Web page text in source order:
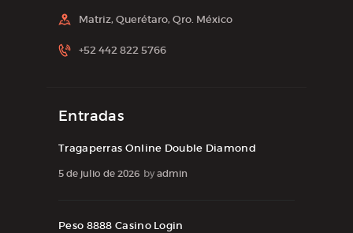
Matriz, Querétaro, Qro. México
+52 442 822 5766
Entradas
Tragaperras Online Double Diamond
5 de julio de 2026 byadmin
Peso 8888 Casino Login